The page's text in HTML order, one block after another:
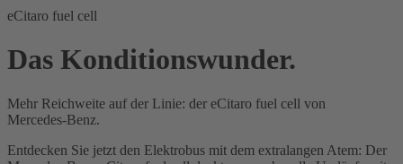
eCitaro fuel cell
Das Konditionswunder.
Mehr Reichweite auf der Linie: der eCitaro fuel cell von
Mercedes‑Benz.
Entdecken Sie jetzt den Elektrobus mit dem extralangen Atem: Der